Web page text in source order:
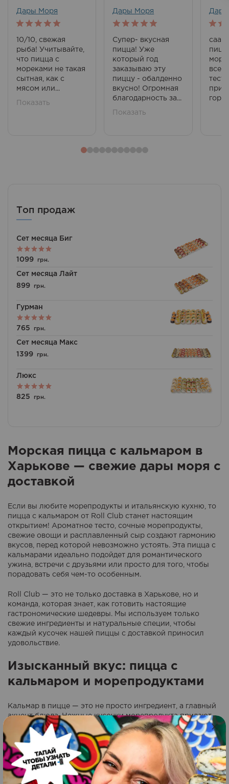
Дары Моря
5out of 5
10/10, свежая
рыба! Учитывайте,
что пицца с
мореками не такая
сытная, как с
мясом или...
Показать
Дары Моря
5out of 5
Супер- вкусная
пицца! Уже
который год
заказываю эту
пиццу - обалденно
вкусно! Огромная
благодарность за...
Показать
5
Морская пицца с кальмаром в
Харькове — свежие дары моря с
доставкой
Если вы любите морепродукты и итальянскую кухню, то
пицца с кальмаром от Roll Club станет настоящим
открытием! Ароматное тесто, сочные морепродукты,
свежие овощи и расплавленный сыр создают гармонию
вкусов, перед которой невозможно устоять. Эта пицца с
кальмарами идеально подойдет для романтического
ужина, встречи с друзьями или просто для того, чтобы
порадовать себя чем-то особенным.
Roll Club — это не только доставка в Харькове, но и
команда, которая знает, как готовить настоящие
гастрономические шедевры. Мы используем только
свежие ингредиенты и натуральные специи, чтобы
каждый кусочек нашей пиццы с доставкой приносил
удовольствие.
Изысканный вкус: пицца с
кальмаром и морепродуктами
Кальмар в пицце — это не просто ингредиент, а главный
акцент блюда. Нежные кусочки морепродукта придают
пицце особый аромат и тонкий, изысканный вкус. Мы
дополняем их свежими креветками, мидиями, кольцами
кальмара и кусочками лосося, создавая идеальный
баланс между морской свежестью и традиционной
итальянской рецептурой.
Топ продаж
Сет месяца Биг
Оценка
1099 грн.
Сет месяца Лайт
899
грн.
Гурман
Оценка
765 грн.
Сет месяца Макс
1399
грн.
Люкс
Оценка
825 грн.